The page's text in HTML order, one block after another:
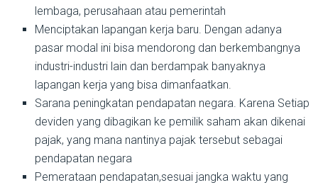
lembaga, perusahaan atau pemerintah
Menciptakan lapangan kerja baru. Dengan adanya
pasar modal ini bisa mendorong dan berkembangnya
industri-industri lain dan berdampak banyaknya
lapangan kerja yang bisa dimanfaatkan.
Sarana peningkatan pendapatan negara. Karena Setiap
deviden yang dibagikan ke pemilik saham akan dikenai
pajak, yang mana nantinya pajak tersebut sebagai
pendapatan negara
Pemerataan pendapatan,sesuai jangka waktu yang